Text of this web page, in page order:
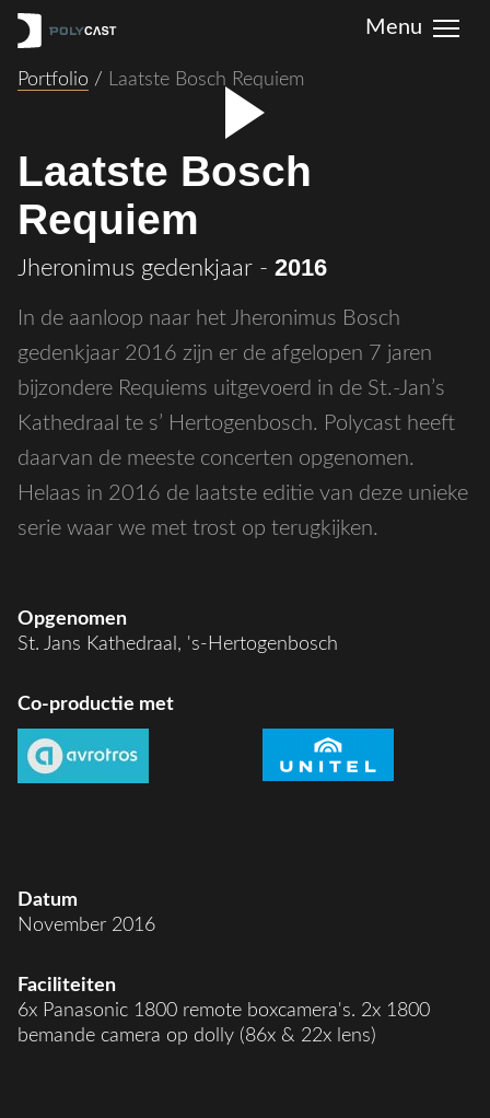
Portfolio / Laatste Bosch Requiem
Laatste Bosch
Requiem
Jheronimus gedenkjaar - 2016
In de aanloop naar het Jheronimus Bosch
gedenkjaar 2016 zijn er de afgelopen 7 jaren
bijzondere Requiems uitgevoerd in de St.-Jan’s
Kathedraal te s’ Hertogenbosch. Polycast heeft
daarvan de meeste concerten opgenomen.
Helaas in 2016 de laatste editie van deze unieke
serie waar we met trost op terugkijken.
Opgenomen
St. Jans Kathedraal, 's-Hertogenbosch
Co-productie met
Datum
November 2016
Faciliteiten
6x Panasonic 1800 remote boxcamera's. 2x 1800
bemande camera op dolly (86x & 22x lens)